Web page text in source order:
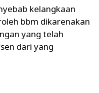
kelangkaan
bbm dikarenakan
yang telah
dari yang